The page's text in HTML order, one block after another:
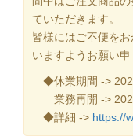
ていただきます。
皆様にはご不便を
いますようお願い申
◆休業期間 ->
業務再開 ->
◆詳細 -> https://